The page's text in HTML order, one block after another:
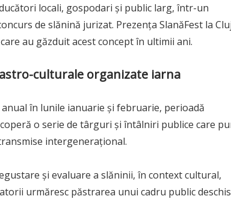
locali, gospodari și public larg, într-un
de slănină jurizat. Prezența SlanăFest la
au găzduit acest concept în ultimii ani.
culturale organizate iarna
în lunile ianuarie și februarie, perioadă
o serie de târguri și întâlniri publice care
intergenerațional.
și evaluare a slăninii, în context cultural,
urmăresc păstrarea unui cadru public